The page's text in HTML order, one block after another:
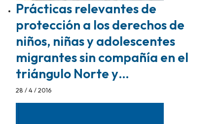
Prácticas relevantes de
protección a los derechos de
niños, niñas y adolescentes
migrantes sin compañía en el
triángulo Norte y…
28 / 4 / 2016